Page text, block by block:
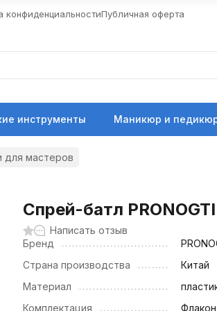
конфиденциальностиПубличная оферта
инструменты Маникюр и
для мастеров
Спрей-батл
Написать отзыв
Бренд
Страна производства
Китай
Материал
Комплектация